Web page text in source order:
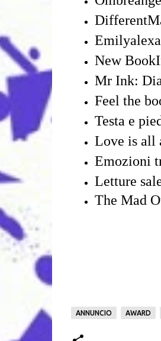
New
Mr Ink:
Feel the
Testa e
Love is all
Emozioni
Letture
The Mad
ANNUNCIO AWARD